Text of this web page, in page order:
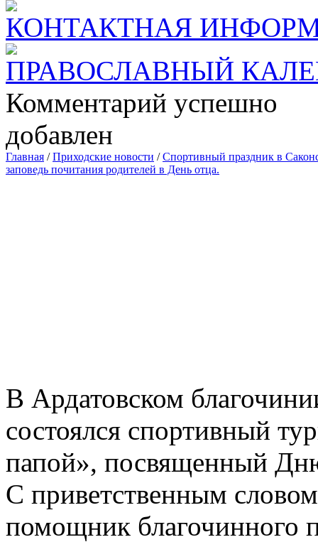
КОНТАКТНАЯ
ПРАВОСЛАВНЫЙ
Комментарий успешно
добавлен
Главная /Приходские новости /Спортивный праздник в
заповедь почитания родителей в День отца.
В Ардатовском
состоялся спортивный
папой», посвященный
С приветственным
помощник благочинного